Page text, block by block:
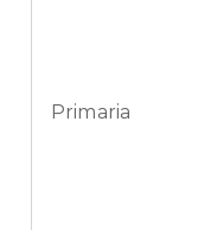
Primaria